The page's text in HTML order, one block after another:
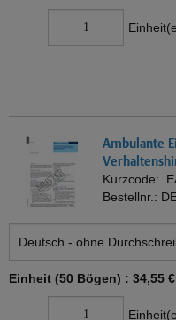
Ambulante
Kurzcode:
Bestellnr.:
Einheit (50 Bögen) : 34,55 €